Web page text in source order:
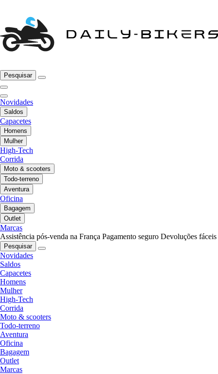
Pesquisar
Novidades
Saldos
Capacetes
Homens
Mulher
High-Tech
Corrida
Moto & scooters
Todo-terreno
Aventura
Oficina
Bagagem
Outlet
Marcas
Assistência pós-venda na França Pagamento seguro Devoluções fáceis
Pesquisar
Novidades
Saldos
Capacetes
Homens
Mulher
High-Tech
Corrida
Moto & scooters
Todo-terreno
Aventura
Oficina
Bagagem
Outlet
Marcas